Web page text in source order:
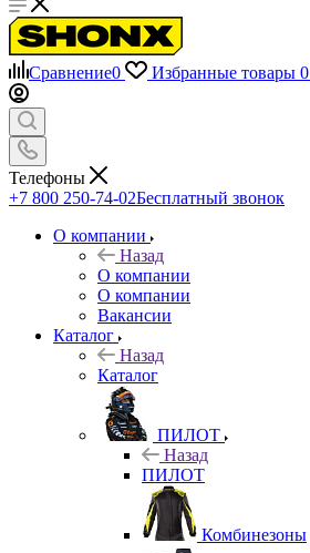
Сравнение0 Избранные товары 0
Телефоны
+7 800 250-74-02Бесплатный звонок
О компании
Назад
О компании
О компании
Вакансии
Каталог
Назад
Каталог
ПИЛОТ
Назад
ПИЛОТ
Комбинезоны